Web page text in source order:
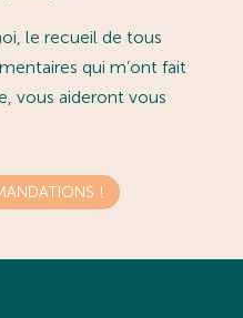
le recueil de tous
qui m’ont fait
vous aideront vous
!